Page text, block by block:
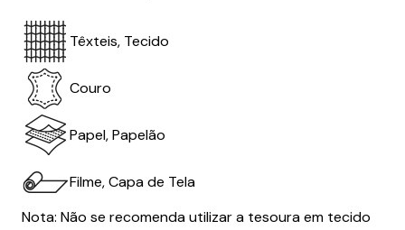
Têxteis, Tecido
Couro
Papel, Papelão
Filme, Capa de Tela
Nota: Não se recomenda utilizar a tesoura em tecido